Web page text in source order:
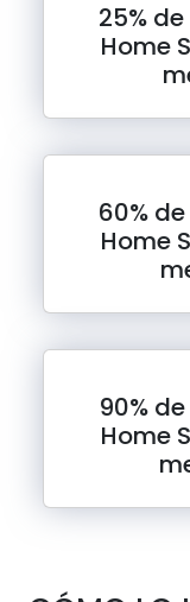
25%
Home
60%
Home
90%
Home